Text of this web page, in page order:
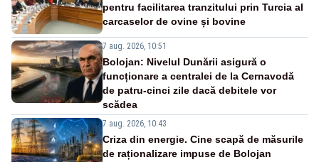
pentru facilitarea tranzitului prin Turcia al
carcaselor de ovine și bovine
7 aug. 2026, 10:51
Bolojan: Nivelul Dunării asigură o
funcționare a centralei de la Cernavodă
de patru-cinci zile dacă debitele vor
scădea
7 aug. 2026, 10:43
Criza din energie. Cine scapă de măsurile
de raționalizare impuse de Bolojan